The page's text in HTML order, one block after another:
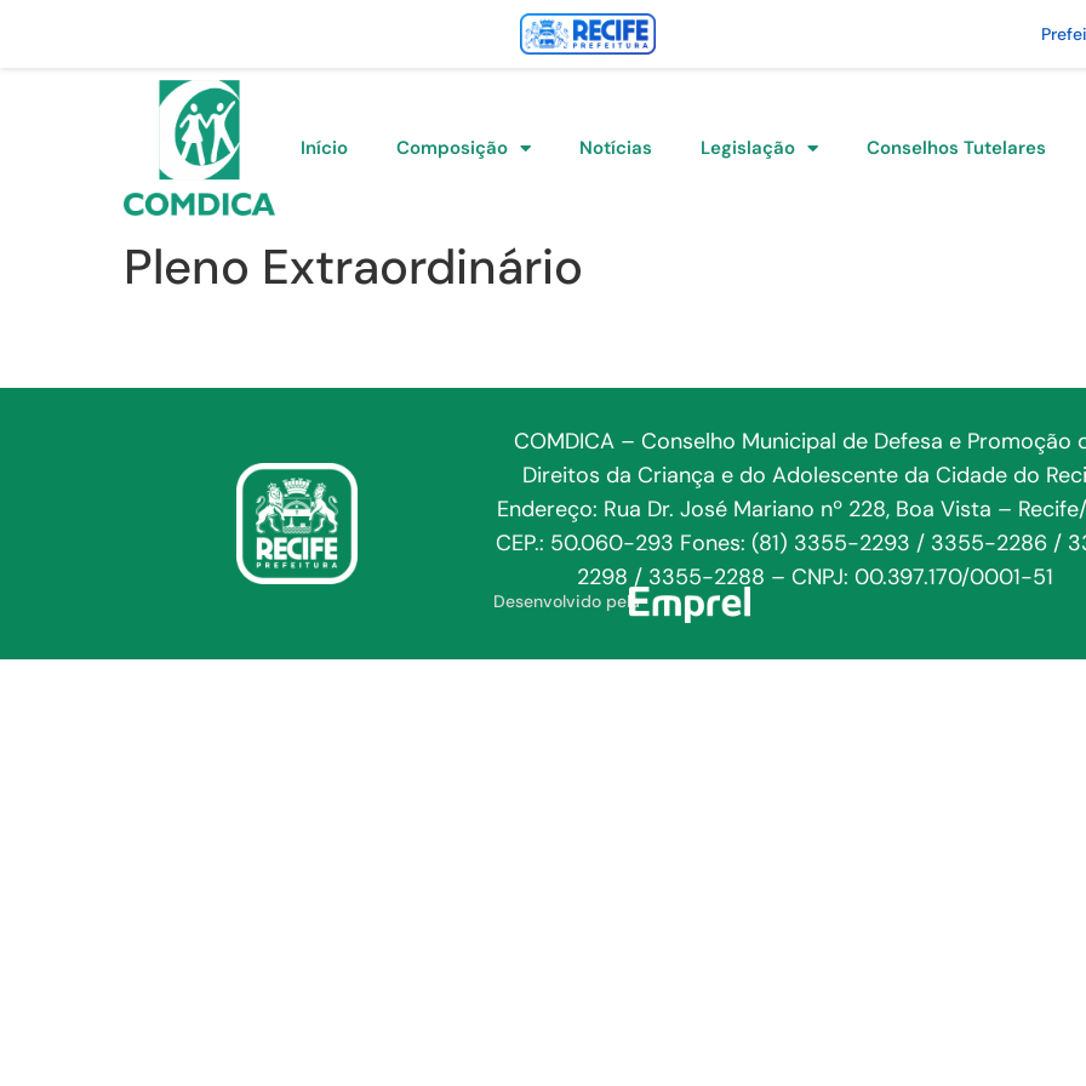
Início Composição Notícias Legislação Conselhos Tutelares
Pleno Extraordinário
COMDICA – Conselho Municipal de Defesa e Promoção
Direitos da Criança e do Adolescente da Cidade do
Endereço: Rua Dr. José Mariano nº 228, Boa Vista –
CEP.: 50.060-293 Fones: (81) 3355-2293 / 3355-2286 /
2298 / 3355-2288 – CNPJ: 00.397.170/0001-51
Desenvolvido pela